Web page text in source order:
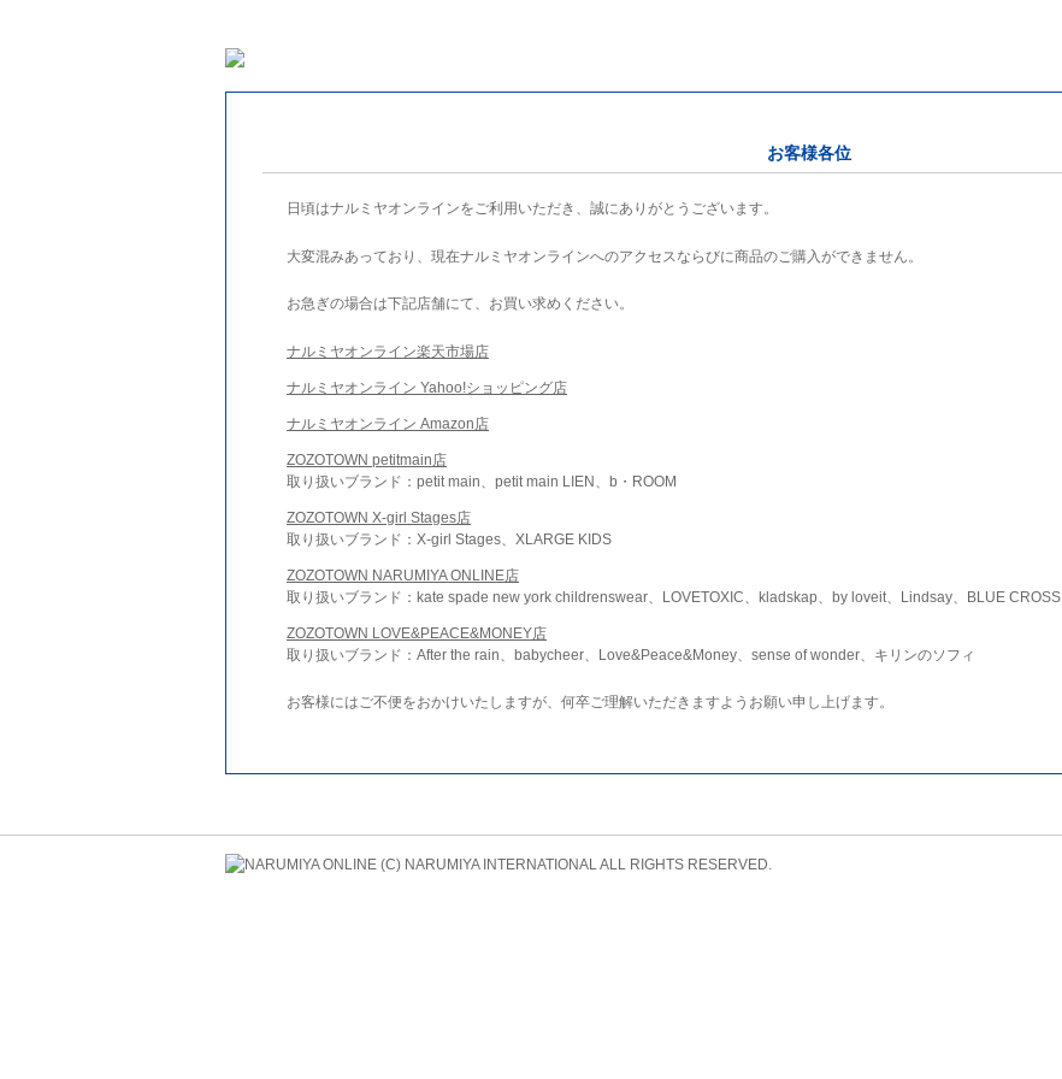
お客様各位
日頃はナルミヤオンラインをご利用いただき、誠にありがとうございます。
大変混みあっており、現在ナルミヤオンラインへのアクセスならびに商品のご購入ができません。
お急ぎの場合は下記店舗にて、お買い求めください。
ナルミヤオンライン楽天市場店
ナルミヤオンライン Yahoo!ショッピング店
ナルミヤオンライン Amazon店
ZOZOTOWN petitmain店
取り扱いブランド：petit main、petit main LIEN、b・ROOM
ZOZOTOWN X-girl Stages店
取り扱いブランド：X-girl Stages、XLARGE KIDS
ZOZOTOWN NARUMIYA ONLINE店
取り扱いブランド：kate spade new york childrenswear、LOVETOXIC、kladskap、by loveit、Lindsay、BLUE CROSS
ZOZOTOWN LOVE&PEACE&MONEY店
取り扱いブランド：After the rain、babycheer、Love&Peace&Money、sense of wonder、キリンのソフィ
お客様にはご不便をおかけいたしますが、何卒ご理解いただきますようお願い申し上げます。